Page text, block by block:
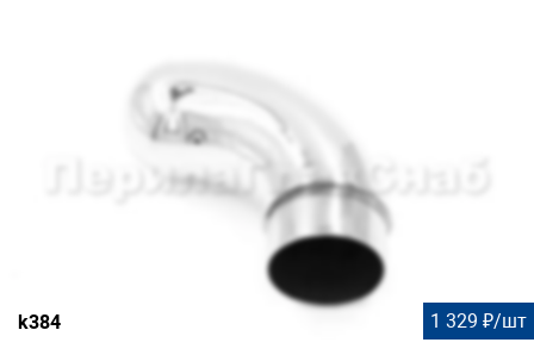
k384 1 329 ₽/шт